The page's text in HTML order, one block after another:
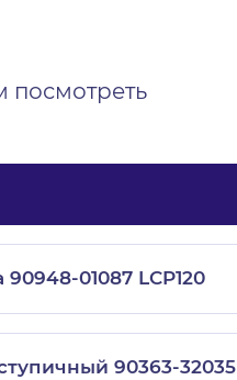
посмотреть
01087 LCP120
90363-32035